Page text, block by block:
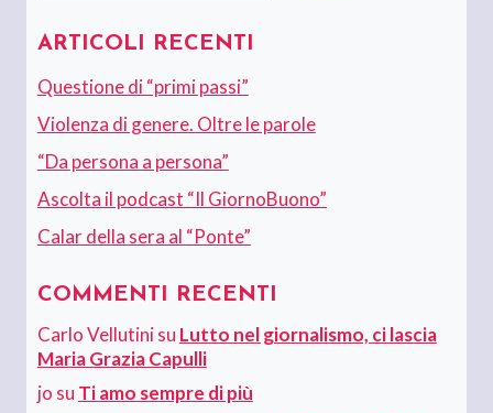
ARTICOLI RECENTI
Questione di “primi passi”
Violenza di genere. Oltre le parole
“Da persona a persona”
Ascolta il podcast “Il GiornoBuono”
Calar della sera al “Ponte”
COMMENTI RECENTI
Carlo Vellutinisu Lutto nel giornalismo, ci lascia
Maria Grazia Capulli
jo su Ti amo sempre di più